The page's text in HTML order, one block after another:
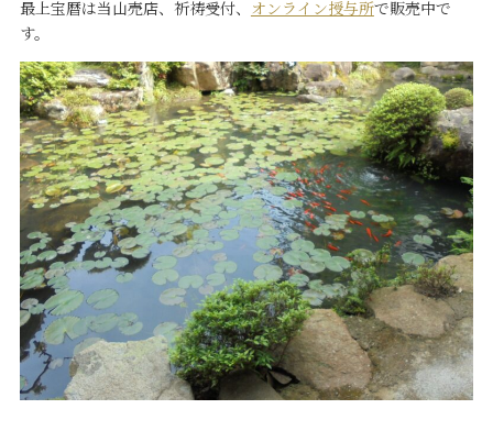
最上宝暦は当山売店、祈祷受付、 オンライン授与所で販売中で
す。